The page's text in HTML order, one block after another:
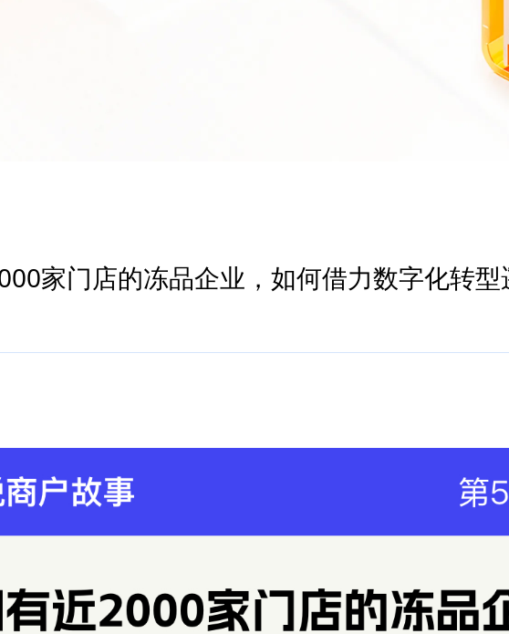
家门店的冻品企业，如何借力数字化转型